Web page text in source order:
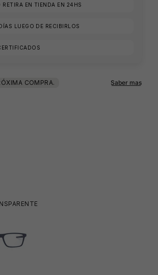
RETIRA EN TIENDA EN 24HS
LUEGO DE RECIBIRLOS